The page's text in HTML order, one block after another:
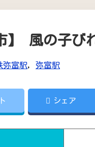
】 風の子
弥富駅, 弥富駅
シェア